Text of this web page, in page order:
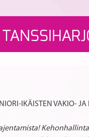
IKÄISTEN VAKIO-